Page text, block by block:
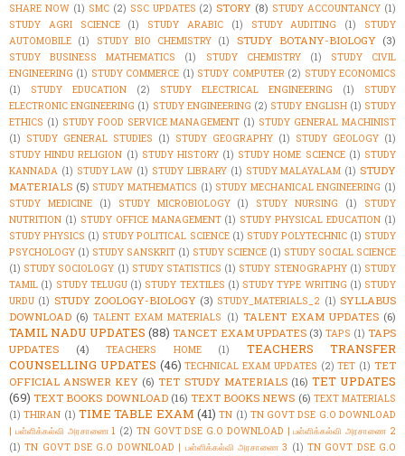
SHARE NOW (1) SMC (2) SSC UPDATES (2) STORY (8) STUDY ACCOUNTANCY (1)
STUDY AGRI SCIENCE
(1) STUDY ARABIC (1) STUDY AUDITING (1)
STUDY
AUTOMOBILE (1) STUDY BIO CHEMISTRY (1) STUDY BOTANY-BIOLOGY (3)
STUDY BUSINESS MATHEMATICS (1) STUDY CHEMISTRY (1)
STUDY CIVIL
ENGINEERING (1) STUDY COMMERCE (1) STUDY COMPUTER (2) STUDY ECONOMICS
(1)
STUDY EDUCATION (2) STUDY ELECTRICAL ENGINEERING (1)
STUDY
ELECTRONIC ENGINEERING (1) STUDY ENGINEERING (2) STUDY ENGLISH (1) STUDY
ETHICS (1) STUDY FOOD SERVICE MANAGEMENT (1) STUDY GENERAL MACHINIST
(1) STUDY GENERAL STUDIES (1) STUDY GEOGRAPHY (1) STUDY GEOLOGY (1)
STUDY HINDU RELIGION (1) STUDY HISTORY (1) STUDY HOME SCIENCE (1) STUDY
KANNADA (1) STUDY LAW (1) STUDY LIBRARY (1) STUDY MALAYALAM (1) STUDY
MATERIALS (5) STUDY MATHEMATICS (1) STUDY MECHANICAL ENGINEERING (1)
STUDY MEDICINE
(1) STUDY MICROBIOLOGY (1) STUDY NURSING (1)
STUDY
NUTRITION (1) STUDY OFFICE MANAGEMENT (1) STUDY PHYSICAL EDUCATION (1)
STUDY PHYSICS (1) STUDY POLITICAL SCIENCE (1) STUDY POLYTECHNIC (1) STUDY
PSYCHOLOGY (1) STUDY SANSKRIT (1) STUDY SCIENCE (1) STUDY SOCIAL SCIENCE
(1) STUDY SOCIOLOGY (1) STUDY STATISTICS (1) STUDY STENOGRAPHY (1) STUDY
TAMIL (1) STUDY TELUGU (1) STUDY TEXTILES (1) STUDY TYPE WRITING (1) STUDY
URDU (1) STUDY ZOOLOGY-BIOLOGY (3) STUDY_MATERIALS_2 (1) SYLLABUS
DOWNLOAD (6) TALENT EXAM MATERIALS (1) TALENT EXAM UPDATES (6)
TAMIL NADU UPDATES (88) TANCET EXAM UPDATES (3) TAPS (1) TAPS
UPDATES
(4) TEACHERS HOME (1)
TEACHERS TRANSFER
COUNSELLING UPDATES (46) TECHNICAL EXAM UPDATES (2) TET (1) TET
OFFICIAL ANSWER KEY (6) TET STUDY MATERIALS (16) TET UPDATES
(69) TEXT BOOKS DOWNLOAD (16) TEXT BOOKS NEWS (6) TEXT MATERIALS
(1) THIRAN (1) TIME TABLE EXAM (41) TN (1) TN GOVT DSE G.O DOWNLOAD
| பள்ளிக்கல்வி அரசாணை 1 (2) TN GOVT DSE G.O DOWNLOAD | பள்ளிக்கல்வி அரசாணை 2
(1) TN GOVT DSE G.O DOWNLOAD | பள்ளிக்கல்வி அரசாணை 3 (1) TN GOVT DSE G.O